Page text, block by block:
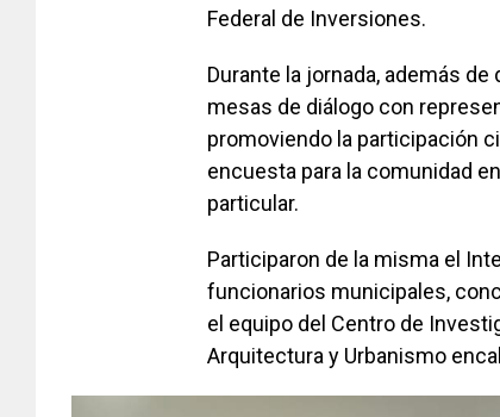
Federal de Inversiones.
Durante la jornada, además
mesas de diálogo con
promoviendo la participación
encuesta para la comunidad
particular.
Participaron de la misma el
funcionarios municipales,
el equipo del Centro de
Arquitectura y Urbanismo